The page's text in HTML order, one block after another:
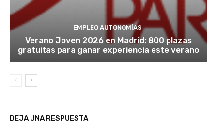
EMPLEO AUTONOMÍAS
Verano Joven 2026 en Madrid: 800 plazas
gratuitas para ganar experiencia este verano
DEJA UNA RESPUESTA